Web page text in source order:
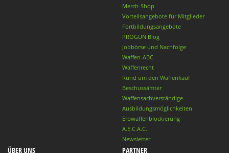
Merch-Shop
Vorteilsangebote für Mitglieder
Fortbildungsangebote
PROGUN Blog
Jobbörse und Nachfolge
Waffen-ABC
Waffenrecht
Rund um den Waffenkauf
Beschussämter
Waffensachverständige
Ausbildungsmöglichkeiten
Erbwaffenblockierung
A.E.C.A.C.
Newsletter
ÜBER UNS PARTNER